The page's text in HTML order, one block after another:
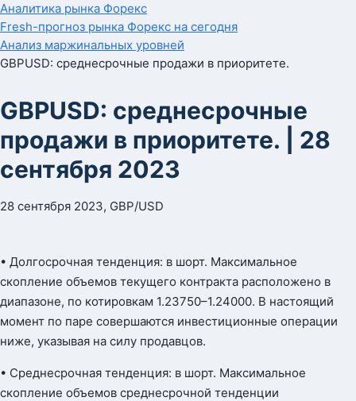
Аналитика рынка Форекс
Fresh-прогноз рынка Форекс на сегодня
Анализ маржинальных уровней
GBPUSD: среднесрочные продажи в приоритете.
GBPUSD: среднесрочные
продажи в приоритете. | 28
сентября 2023
28 сентября 2023, GBP/USD
• Долгосрочная тенденция: в шорт. Максимальное
скопление объемов текущего контракта расположено в
диапазоне, по котировкам 1.23750–1.24000. В настоящий
момент по паре совершаются инвестиционные операции
ниже, указывая на силу продавцов.
• Среднесрочная тенденция: в шорт. Максимальное
скопление объемов среднесрочной тенденции